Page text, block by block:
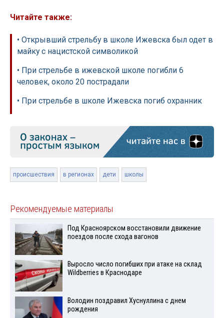
Читайте также:
• Открывший стрельбу в школе Ижевска был одет в
майку с нацистской символикой
• При стрельбе в ижевской школе погибли 6
человек, около 20 пострадали
• При стрельбе в школе Ижевска погиб охранник
происшествия в регионах дети школы
Рекомендуемые материалы
Под Красноярском восстановили движение
поездов после схода вагонов
Выросло число погибших при атаке на склад
Wildberries в Краснодаре
Володин поздравил Хуснуллина с днем
рождения